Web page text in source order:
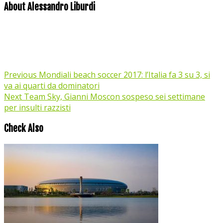
About Alessandro Liburdi
Previous Mondiali beach soccer 2017: l’Italia fa 3 su 3, si
va ai quarti da dominatori
Next Team Sky, Gianni Moscon sospeso sei settimane
per insulti razzisti
Check Also